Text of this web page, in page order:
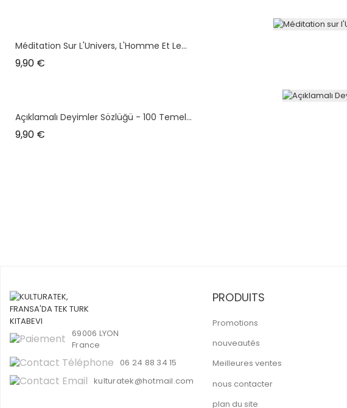
Méditation Sur L'Univers, L'Homme Et Le...
9,90 €
Açıklamalı Deyimler Sözlüğü - 100 Temel...
9,90 €
69006 LYON
France
06 24 88 34 15
kulturatek@hotmail.com
PRODUITS
Promotions
nouveautés
Meilleures ventes
nous contacter
plan du site